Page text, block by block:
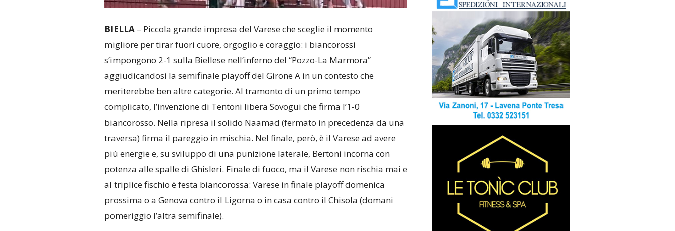
BIELLA– Piccola grande impresa del Varese che sceglie il momento
migliore per tirar fuori cuore, orgoglio e coraggio: i biancorossi
s’impongono 2-1 sulla Biellese nell’inferno del “Pozzo-La Marmora”
aggiudicandosi la semifinale playoff del Girone A in un contesto che
meriterebbe ben altre categorie. Al tramonto di un primo tempo
complicato, l’invenzione di Tentoni libera Sovogui che firma l’1-0
biancorosso. Nella ripresa il solido Naamad (fermato in precedenza da una
traversa) firma il pareggio in mischia. Nel finale, però, è il Varese ad avere
più energie e, su sviluppo di una punizione laterale, Bertoni incorna con
potenza alle spalle di Ghisleri. Finale di fuoco, ma il Varese non rischia mai e
al triplice fischio è festa biancorossa: Varese in finale playoff domenica
prossima o a Genova contro il Ligorna o in casa contro il Chisola (domani
pomeriggio l’altra semifinale).